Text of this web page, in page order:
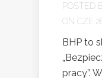
POSTED
ON CZE
BHP to
pracy”.